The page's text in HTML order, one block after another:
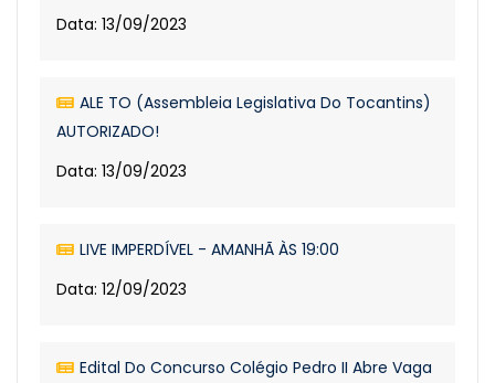
Data: 13/09/2023
ALE TO (Assembleia Legislativa Do Tocantins)
AUTORIZADO!
Data: 13/09/2023
LIVE IMPERDÍVEL - AMANHÃ ÀS 19:00
Data: 12/09/2023
Edital Do Concurso Colégio Pedro II Abre Vaga